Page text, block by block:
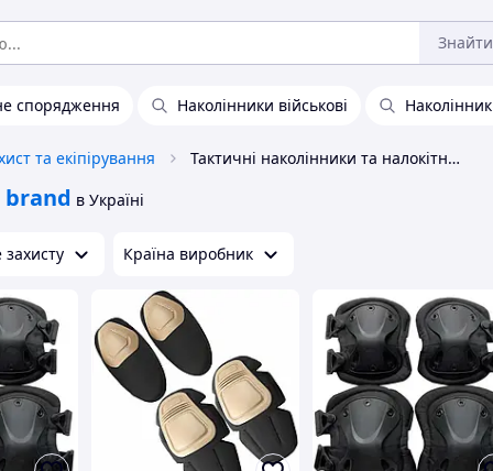
Знайти
спорядження Наколінники військові
та екіпірування Тактичні наколінники та налокітники
brand в Україні
Країна виробник